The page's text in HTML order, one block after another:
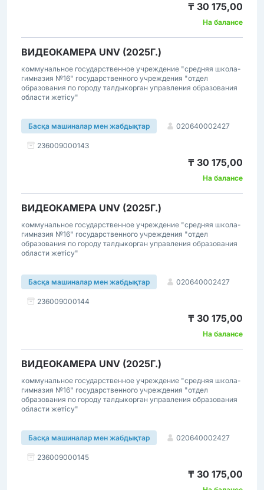
₸ 30 175,00
На балансе
ВИДЕОКАМЕРА UNV (2025Г.)
коммунальное государственное учреждение "средняя школа-
гимназия №16" государственного учреждения "отдел
образования по городу талдыкорган управления образования
области жетісу"
Басқа машиналар мен жабдықтар 020640002427
236009000143
₸ 30 175,00
На балансе
ВИДЕОКАМЕРА UNV (2025Г.)
коммунальное государственное учреждение "средняя школа-
гимназия №16" государственного учреждения "отдел
образования по городу талдыкорган управления образования
области жетісу"
Басқа машиналар мен жабдықтар 020640002427
236009000144
₸ 30 175,00
На балансе
ВИДЕОКАМЕРА UNV (2025Г.)
коммунальное государственное учреждение "средняя школа-
гимназия №16" государственного учреждения "отдел
образования по городу талдыкорган управления образования
области жетісу"
Басқа машиналар мен жабдықтар 020640002427
236009000145
₸ 30 175,00